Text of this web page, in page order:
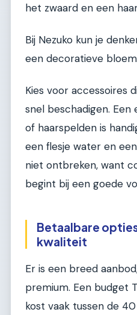
het zwaard en een
Bij Nezuko kun je
een decoratieve
Kies voor accessoires
snel beschadigen.
of haarspelden is
een flesje water en
niet ontbreken, want
begint bij een goede
Betaalbare
kwaliteit
Er is een breed
premium. Een budget
kost vaak tussen de